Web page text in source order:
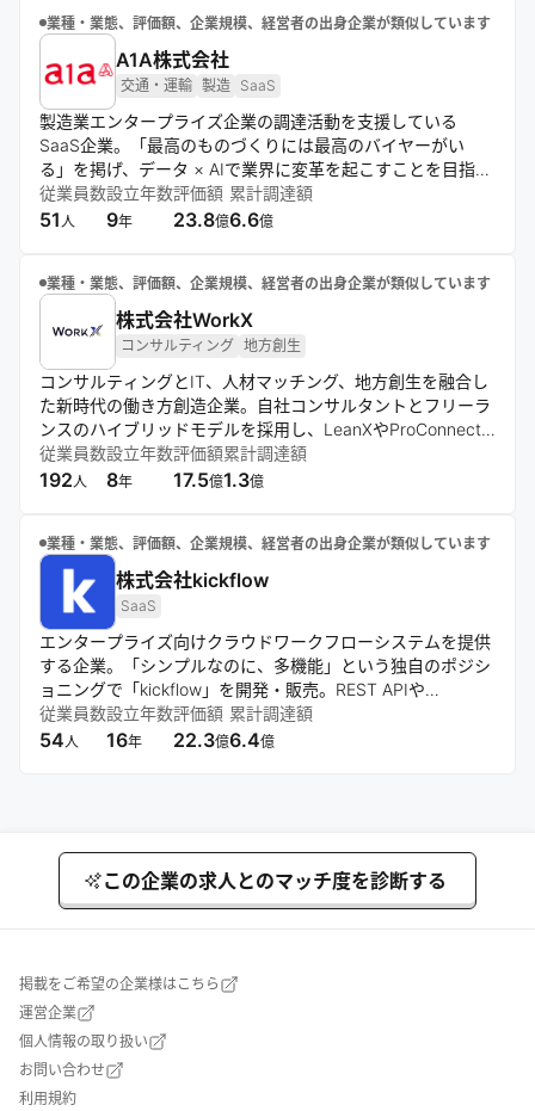
業種・業態、評価額、企業規模、経営者の出身企業が類似しています
A1A株式会社
交通・運輸 製造 SaaS
製造業エンタープライズ企業の調達活動を支援している
SaaS企業。「最高のものづくりには最高のバイヤーがい
る」を掲げ、データ × AIで業界に変革を起こすことを目指し
ています。提供サービスである「UPCYCLE」は自動車業界
を中心に導入が進み、ローンチ1年で自動車メーカーやTier1
従業員数
51人
設立年数
9年
評価額
23.8億
累計調達額
6.6億
業種・業態、評価額、企業規模、経営者の出身企業が類似しています
株式会社WorkX
コンサルティング 地方創生
コンサルティングとIT、人材マッチング、地方創生を融合し
た新時代の働き方創造企業。自社コンサルタントとフリーラ
ンスのハイブリッドモデルを採用し、LeanXやProConnect
などのサービスを通じて、スキル重視の人材流動性の高い社
会モデルの実現を目指す。データ分析から実行までを一貫し
従業員数
192人
設立年数
8年
評価額
17.5億
累計調達額
1.3億
業種・業態、評価額、企業規模、経営者の出身企業が類似しています
株式会社kickflow
SaaS
エンタープライズ向けクラウドワークフローシステムを提供
する企業。「シンプルなのに、多機能」という独自のポジシ
ョニングで「kickflow」を開発・販売。REST APIや
Webhookを活用し、他システムとの連携を重視。直感的な
UI/UXと柔軟な組織管理機能を特徴とし、手厚い導入サポー
従業員数
54人
設立年数
16年
評価額
22.3億
累計調達額
6.4億
この企業の求人とのマッチ度を診断する
掲載をご希望の企業様はこちら
運営企業
個人情報の取り扱い
お問い合わせ
利用規約